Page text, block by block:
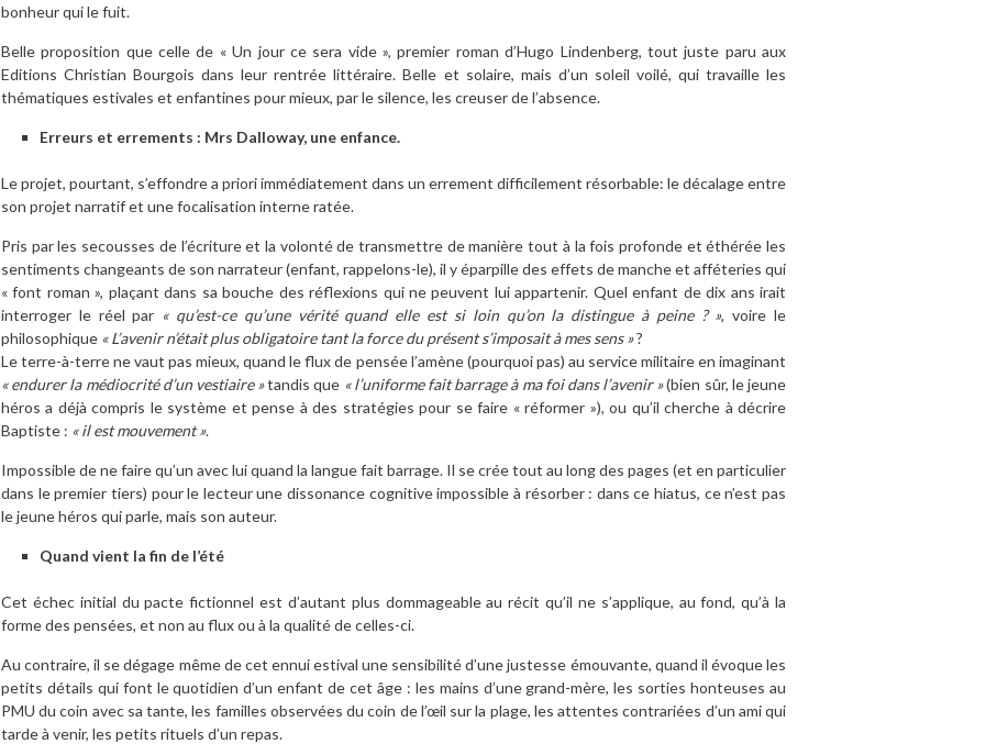
bonheur qui le fuit.
Belle proposition que celle de « Un jour ce sera vide », premier roman d’Hugo Lindenberg, tout juste paru aux
Editions Christian Bourgois dans leur rentrée littéraire. Belle et solaire, mais d’un soleil voilé, qui travaille les
thématiques estivales et enfantines pour mieux, par le silence, les creuser de l’absence.
Erreurs et errements : Mrs Dalloway, une enfance.
Le projet, pourtant, s’effondre a priori immédiatement dans un errement difficilement résorbable: le décalage entre
son projet narratif et une focalisation interne ratée.
Pris par les secousses de l’écriture et la volonté de transmettre de manière tout à la fois profonde et éthérée les
sentiments changeants de son narrateur (enfant, rappelons-le), il y éparpille des effets de manche et afféteries qui
« font roman », plaçant dans sa bouche des réflexions qui ne peuvent lui appartenir. Quel enfant de dix ans irait
interroger le réel par « qu’est-ce qu’une vérité quand elle est si loin qu’on la distingue à peine ? », voire le
philosophique « L’avenir n’était plus obligatoire tant la force du présent s’imposait à mes sens »?
Le terre-à-terre ne vaut pas mieux, quand le flux de pensée l’amène (pourquoi pas) au service militaire en imaginant
« endurer la médiocrité d’un vestiaire »tandis que « l’uniforme fait barrage à ma foi dans l’avenir »(bien sûr, le jeune
héros a déjà compris le système et pense à des stratégies pour se faire « réformer »), ou qu’il cherche à décrire
Baptiste : « il est mouvement ».
Impossible de ne faire qu’un avec lui quand la langue fait barrage. Il se crée tout au long des pages (et en particulier
dans le premier tiers) pour le lecteur une dissonance cognitive impossible à résorber : dans ce hiatus, ce n’est pas
le jeune héros qui parle, mais son auteur.
Quand vient la fin de l’été
Cet échec initial du pacte fictionnel est d’autant plus dommageable au récit qu’il ne s’applique, au fond, qu’à la
forme des pensées, et non au flux ou à la qualité de celles-ci.
Au contraire, il se dégage même de cet ennui estival une sensibilité d’une justesse émouvante, quand il évoque les
petits détails qui font le quotidien d’un enfant de cet âge : les mains d’une grand-mère, les sorties honteuses au
PMU du coin avec sa tante, les familles observées du coin de l’œil sur la plage, les attentes contrariées d’un ami qui
tarde à venir, les petits rituels d’un repas.